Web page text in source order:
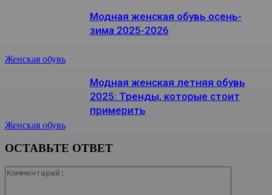
Женская обувь
Модная женская обувь осень-
зима 2025-2026
Женская обувь
Модная женская летняя обувь
2025: Тренды, которые стоит
примерить
ОСТАВЬТЕ ОТВЕТ